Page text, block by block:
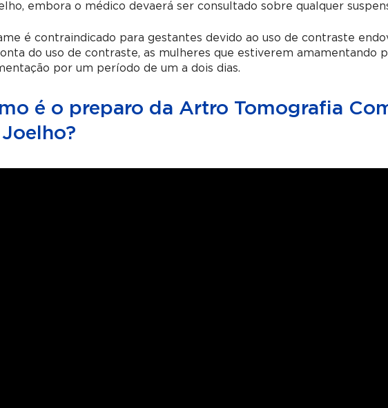
, embora o médico devaerá ser consultado sobre qualquer
é contraindicado para gestantes devido ao uso de contraste
do uso de contraste, as mulheres que estiverem amamentando
por um período de um a dois dias.
é o preparo da Artro Tomografia